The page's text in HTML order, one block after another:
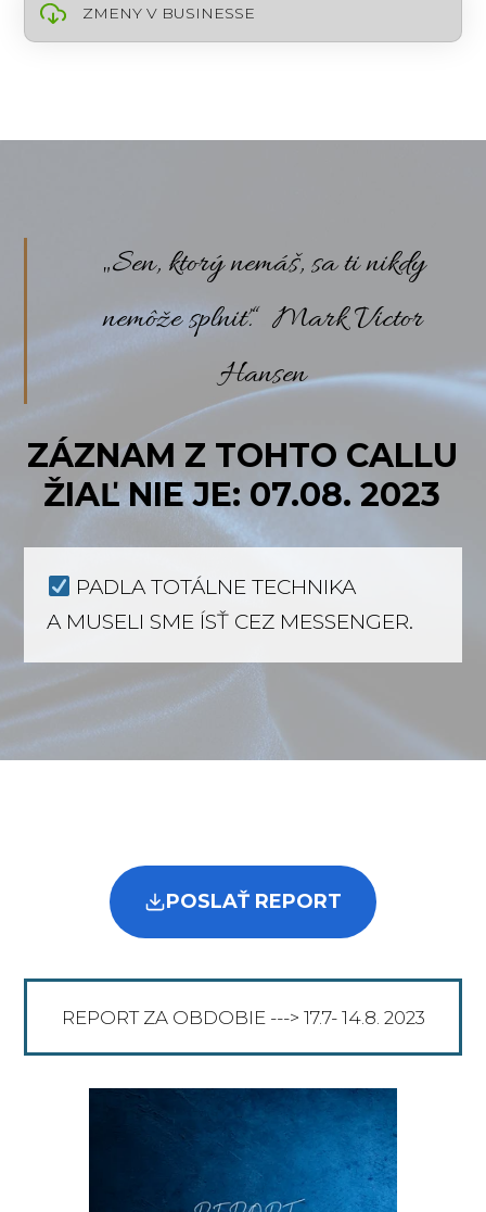
ZMENY V BUSINESSE
„Sen, ktorý nemáš, sa ti nikdy
nemôže splniť.“ Mark Victor
Hansen
ZÁZNAM Z TOHTO CALLU
ŽIAĽ NIE JE: 07.08. 2023
PADLA TOTÁLNE TECHNIKA
A MUSELI SME ÍSŤ CEZ MESSENGER.
POSLAŤ REPORT
REPORT ZA OBDOBIE ---> 17.7- 14.8. 2023